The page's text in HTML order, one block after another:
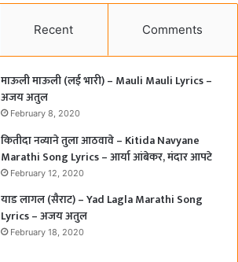
Recent Comments
माऊली माऊली (लई भारी) – Mauli Mauli Lyrics –
अजय अतुल
February 8, 2020
कितीदा नव्याने तुला आठवावे – Kitida Navyane
Marathi Song Lyrics – आर्या आंबेकर, मंदार आपटे
February 12, 2020
याड लागल (सैराट) – Yad Lagla Marathi Song
Lyrics – अजय अतुल
February 18, 2020